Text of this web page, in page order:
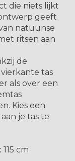
die niets lijkt
geeft
natuunse
ritsen aan
de
tas
als over een
Kies een
je tas te
cm